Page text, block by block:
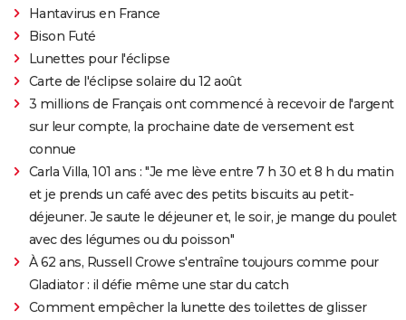
Hantavirus en France
Bison Futé
Lunettes pour l'éclipse
Carte de l'éclipse solaire du 12 août
3 millions de Français ont commencé à recevoir de l'argent
sur leur compte, la prochaine date de versement est
connue
Carla Villa, 101 ans : "Je me lève entre 7 h 30 et 8 h du matin
et je prends un café avec des petits biscuits au petit-
déjeuner. Je saute le déjeuner et, le soir, je mange du poulet
avec des légumes ou du poisson"
À 62 ans, Russell Crowe s'entraîne toujours comme pour
Gladiator : il défie même une star du catch
Comment empêcher la lunette des toilettes de glisser